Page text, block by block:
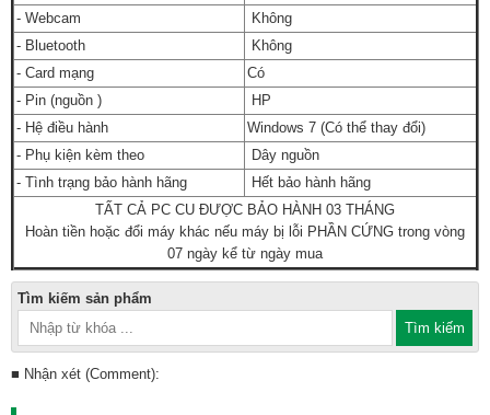
- Webcam
Không
- Bluetooth
Không
- Card mạng
Có
- Pin (nguồn )
HP
- Hệ điều hành
Windows 7 (Có thể thay đổi)
- Phụ kiện kèm theo
Dây nguồn
- Tình trạng bảo hành hãng
Hết bảo hành hãng
TẤT CẢ PC CU ĐƯỢC BẢO HÀNH 03 THÁNG
Hoàn tiền hoặc đổi máy khác nếu máy bị lỗi PHẦN CỨNG trong vòng
07 ngày kể từ ngày mua
Tìm kiếm sản phẩm
■ Nhận xét (Comment):